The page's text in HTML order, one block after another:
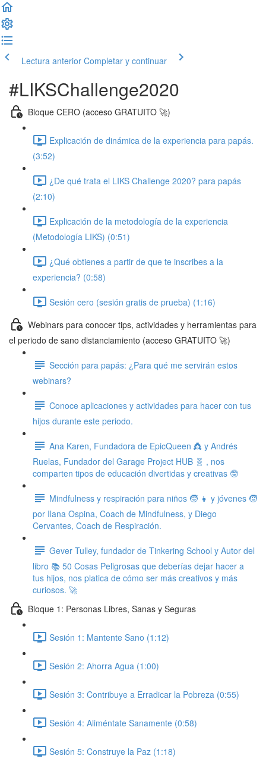
Lectura anterior Completar y continuar
#LIKSChallenge2020
Bloque CERO (acceso GRATUITO 🚀)
Explicación de dinámica de la experiencia para papás.
(3:52)
¿De qué trata el LIKS Challenge 2020? para papás
(2:10)
Explicación de la metodología de la experiencia
(Metodología LIKS) (0:51)
¿Qué obtienes a partir de que te inscribes a la
experiencia? (0:58)
Sesión cero (sesión gratis de prueba) (1:16)
Webinars para conocer tips, actividades y herramientas para
el periodo de sano distanciamiento (acceso GRATUITO 🚀)
Sección para papás: ¿Para qué me servirán estos
webinars?
Conoce aplicaciones y actividades para hacer con tus
hijos durante este periodo.
Ana Karen, Fundadora de EpicQueen 👸 y Andrés
Ruelas, Fundador del Garage Project HUB 🧬 , nos
comparten tipos de educación divertidas y creativas 🤓
Mindfulness y respiración para niños 🧒 👧 y jóvenes 🧒
por Ilana Ospina, Coach de Mindfulness, y Diego
Cervantes, Coach de Respiración.
Gever Tulley, fundador de Tinkering School y Autor del
libro 📚 50 Cosas Peligrosas que deberías dejar hacer a
tus hijos, nos platica de cómo ser más creativos y más
curiosos. 🚀
Bloque 1: Personas Libres, Sanas y Seguras
Sesión 1: Mantente Sano (1:12)
Sesión 2: Ahorra Agua (1:00)
Sesión 3: Contribuye a Erradicar la Pobreza (0:55)
Sesión 4: Aliméntate Sanamente (0:58)
Sesión 5: Construye la Paz (1:18)